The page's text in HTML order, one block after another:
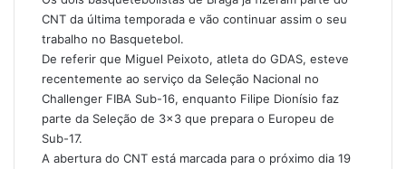
CNT da última temporada e vão continuar assim o seu
trabalho no Basquetebol.
De referir que Miguel Peixoto, atleta do GDAS, esteve
recentemente ao serviço da Seleção Nacional no
Challenger FIBA Sub-16, enquanto Filipe Dionísio faz
parte da Seleção de 3×3 que prepara o Europeu de
Sub-17.
A abertura do CNT está marcada para o próximo dia 19